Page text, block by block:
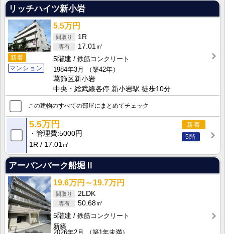
リッチハイツ新小岩
新着
マンション
5.5万円
1R
17.01㎡
5階建
鉄筋コンクリート
1984年3月
（築42年）
葛飾区新小岩
中央・総武線各停 新小岩駅 徒歩10分
この建物のすべての部屋にまとめてチェック
新着
5階
5.5万円
管理費 5000円
1R
17.01㎡
アーバンパーク船堀Ⅱ
19.6万円～19.7万円
2LDK
50.68㎡
5階建
鉄筋コンクリート
新築
2026年2月
（築1年未満）